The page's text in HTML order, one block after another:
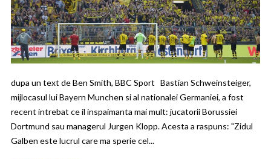
dupa un text de Ben Smith, BBC Sport Bastian Schweinsteiger,
mijlocasul lui Bayern Munchen si al nationalei Germaniei, a fost
recent intrebat ce il inspaimanta mai mult: jucatorii Borussiei
Dortmund sau managerul Jurgen Klopp. Acesta a raspuns: "Zidul
Galben este lucrul care ma sperie cel...